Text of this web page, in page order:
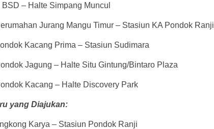
BSD – Halte Simpang Muncul
Jurang Mangu Timur – Stasiun KA Pondok Ranji
Kacang Prima – Stasiun Sudimara
Jagung – Halte Situ Gintung/Bintaro Plaza
Kacang – Halte Discovery Park
yang Diajukan:
Karya – Stasiun Pondok Ranji